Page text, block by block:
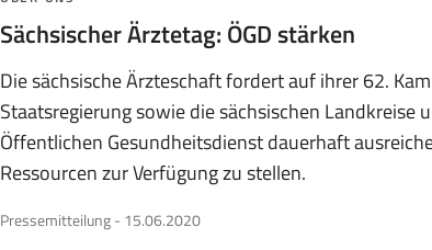
Sächsischer Ärztetag: ÖGD stärken
Die sächsische Ärzteschaft fordert auf ihrer 62.
Staatsregierung sowie die sächsischen Landkreise
Öffentlichen Gesundheitsdienst dauerhaft
Ressourcen zur Verfügung zu stellen.
Pressemitteilungveröffentlicht
- 15.06.2020